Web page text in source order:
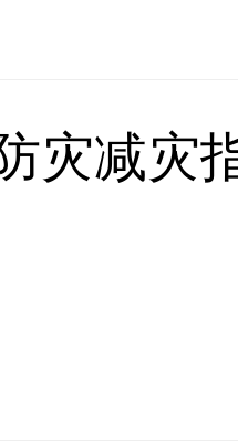
灾减灾